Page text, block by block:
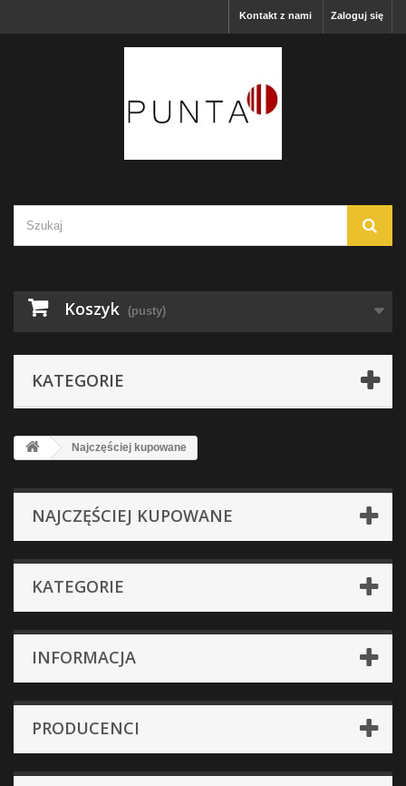
Zaloguj się
Kontakt z nami
Koszyk (pusty)
KATEGORIE
Najczęściej kupowane
NAJCZĘŚCIEJ KUPOWANE
KATEGORIE
INFORMACJA
PRODUCENCI